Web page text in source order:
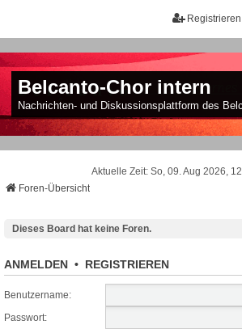
Registrieren
Belcanto-Chor intern
Nachrichten- und Diskussionsplattform des
Aktuelle Zeit: So, 09. Aug 2026,
Foren-Übersicht
Dieses Board hat keine Foren.
ANMELDEN • REGISTRIEREN
Benutzername:
Passwort: